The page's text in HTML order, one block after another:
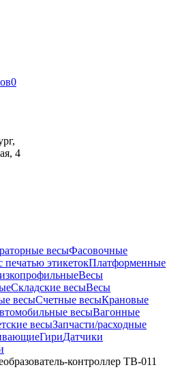
0
4
весыФасовочные
печатью этикетокПлатформенные
Весы
Складские весыВесы
весыСчетные весыКрановые
весыВагонные
весыЗапчасти/расходные
ГириДатчики
контроллер ТВ-011